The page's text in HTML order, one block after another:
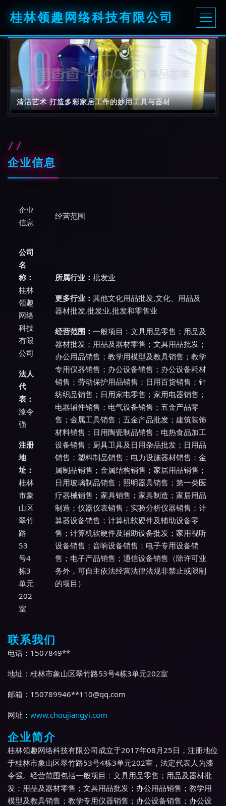
桂林领趣网络科技有限公司
清洁艺术 打造多彩家居工作的妙用工具与器材
企业信息
企业
信息
经营范围
公司
名
称：
桂林
领趣
网络
科技
有限
公司
法人
代
表：
漆令
强
注册
地
址：
桂林
市象
山区
翠竹
路
53
号4
栋3
单元
202
室
所属行业： 批发业
更多行业： 其他文化用品批发,文化、用品及
器材批发,批发业,批发和零售业
经营范围： 一般项目：文具用品零售；用品及
器材批发；用品及器材零售；文具用品批发；
办公用品销售；教学用模型及教具销售；教学
专用仪器销售；办公设备销售；办公设备耗材
销售；劳动保护用品销售；日用百货销售；针
纺织品销售；日用家电零售；家用电器销售；
电器辅件销售；电气设备销售；五金产品零
售；金属工具销售；五金产品批发；建筑装饰
材料销售；日用陶瓷制品销售；电热食品加工
设备销售；厨具卫具及日用杂品批发；日用品
销售；塑料制品销售；电力设施器材销售；金
属制品销售；金属结构销售；家居用品销售；
日用玻璃制品销售；照明器具销售；第一类医
疗器械销售；家具销售；家具制造；家居用品
制造；仪器仪表销售；实验分析仪器销售；计
算器设备销售；计算机软硬件及辅助设备零
售；计算机软硬件及辅助设备批发；家用视听
设备销售；音响设备销售；电子专用设备销
售；电子产品销售；通信设备销售（除许可业
务外，可自主依法经营法律法规非禁止或限制
的项目）
联系我们
电话：1507849**
地址：桂林市象山区翠竹路53号4栋3单元202室
邮箱：150789946**110@qq.com
网址： www.choujiangyi.com
企业简介
桂林领趣网络科技有限公司成立于2017年08月25日，注册地位
于桂林市象山区翠竹路53号4栋3单元202室，法定代表人为漆
令强。经营范围包括一般项目：文具用品零售；用品及器材批
发；用品及器材零售；文具用品批发；办公用品销售；教学用
模型及教具销售；教学专用仪器销售；办公设备销售；办公设